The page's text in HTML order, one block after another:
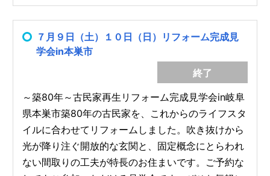
７月９日（土）１０日（日）リフォーム完成見
学会in本巣市
終了
～築80年～古民家再生リフォーム完成見学会in岐阜
県本巣市築80年の古民家を、これからのライフスタ
イルに合わせてリフォームしました。吹き抜けから
光が降り注ぐ開放的な玄関と、固定概念にとらわれ
ない間取りの工夫が特長のお住まいです。ご予約な